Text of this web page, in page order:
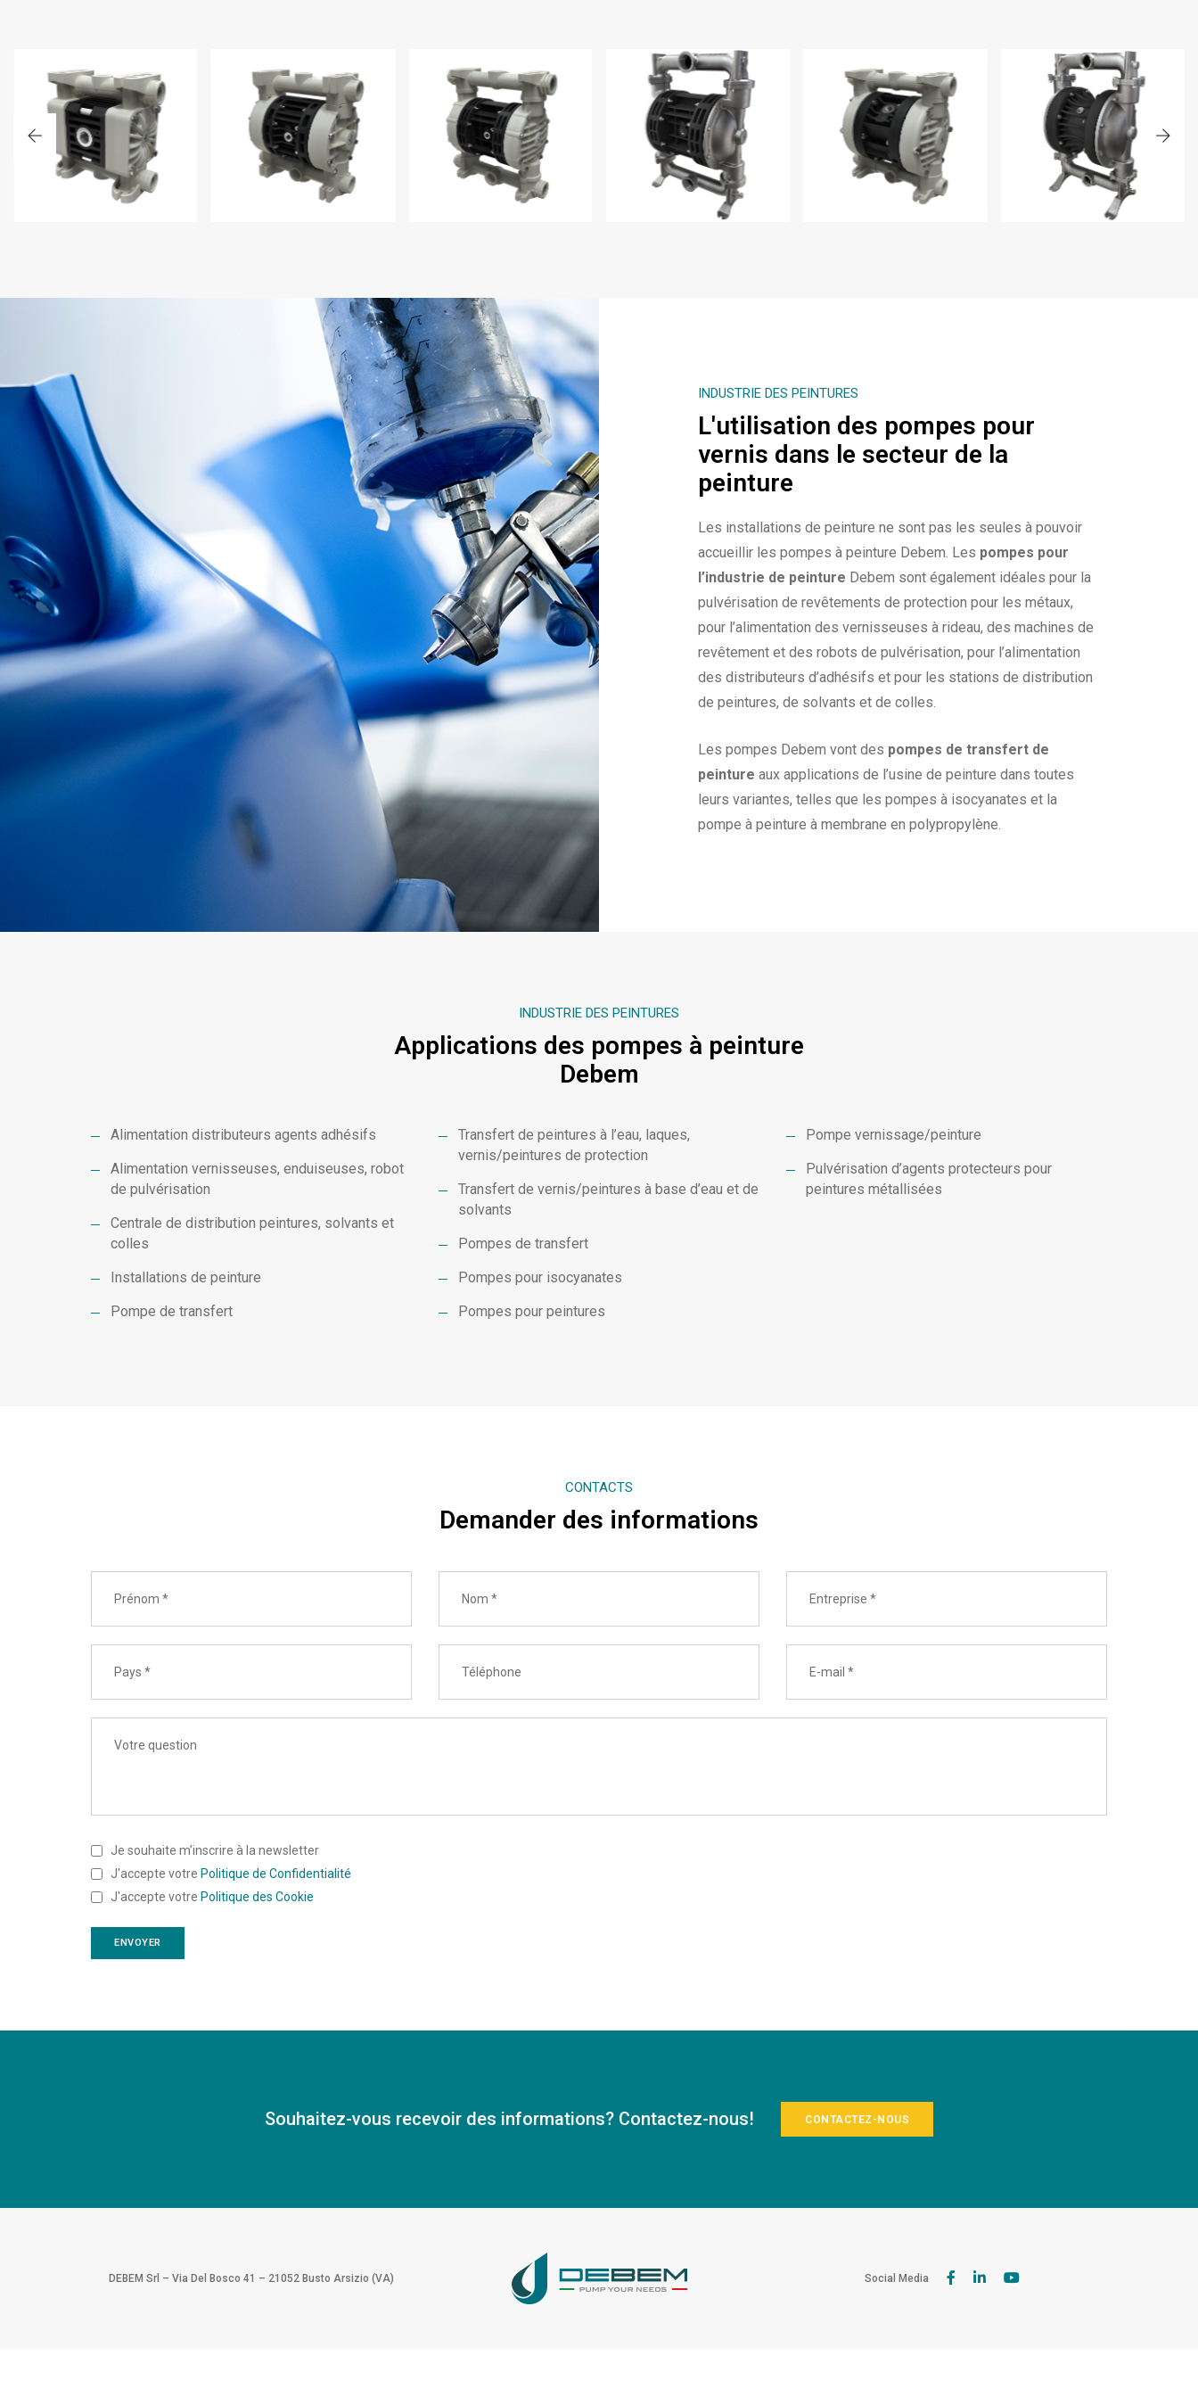
BOXER 15 BOXER 150 BOXER 251 BOXER 252 BOXER 50 BOXER 502
INDUSTRIE DES PEINTURES
L'utilisation des pompes pour
vernis dans le secteur de la
peinture
Les installations de peinture ne sont pas les seules à pouvoir
accueillir les pompes à peinture Debem. Les pompes pour
l’industrie de peinture Debem sont également idéales pour la
pulvérisation de revêtements de protection pour les métaux,
pour l’alimentation des vernisseuses à rideau, des machines de
revêtement et des robots de pulvérisation, pour l’alimentation
des distributeurs d’adhésifs et pour les stations de distribution
de peintures, de solvants et de colles.
Les pompes Debem vont des pompes de transfert de
peinture aux applications de l’usine de peinture dans toutes
leurs variantes, telles que les pompes à isocyanates et la
pompe à peinture à membrane en polypropylène.
INDUSTRIE DES PEINTURES
Applications des pompes à peinture
Debem
Alimentation distributeurs agents adhésifs
Alimentation vernisseuses, enduiseuses, robot
de pulvérisation
Centrale de distribution peintures, solvants et
colles
Installations de peinture
Pompe de transfert
Transfert de peintures à l’eau, laques,
vernis/peintures de protection
Transfert de vernis/peintures à base d’eau et de
solvants
Pompes de transfert
Pompes pour isocyanates
Pompes pour peintures
Pompe vernissage/peinture
Pulvérisation d’agents protecteurs pour
peintures métallisées
CONTACTS
Demander des informations
Je souhaite m’inscrire à la newsletter
J'accepte votre Politique de Confidentialité
J'accepte votre Politique des Cookie
Souhaitez-vous recevoir des informations? Contactez-nous! CONTACTEZ-NOUS
DEBEM Srl – Via Del Bosco 41 – 21052 Busto Arsizio (VA) Social Media